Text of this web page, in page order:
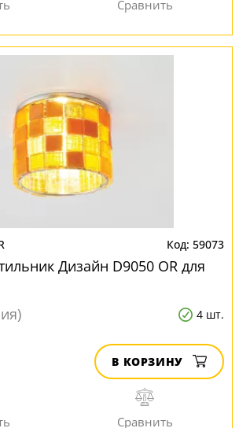
59073
Дизайн D9050 OR для
4 шт.
В КОРЗИНУ